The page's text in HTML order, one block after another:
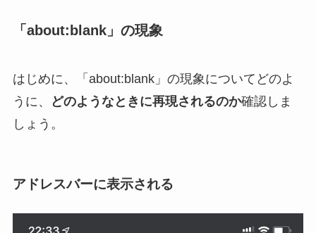
「about:blank」の現象
はじめに、「about:blank」の現象についてどのよ
うに、
どのようなときに再現されるのか確認しま
しょう。
アドレスバーに表示される